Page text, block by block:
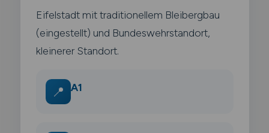
Eifelstadt mit traditionellem Bleibergbau
(eingestellt) und Bundeswehrstandort,
kleinerer Standort.
📍 A1